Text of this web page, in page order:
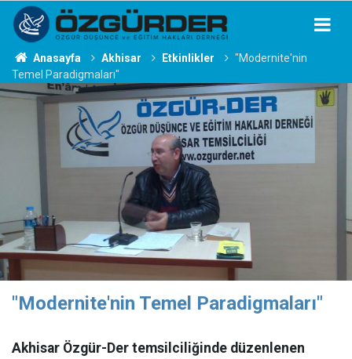
Anasayfa Akhisar Etkinlikler
"Modernite'nin
Temel Paradigmaları"
"Modernite'nin Temel Paradigmaları"
Akhisar Özgür-Der temsilciliğinde düzenlenen